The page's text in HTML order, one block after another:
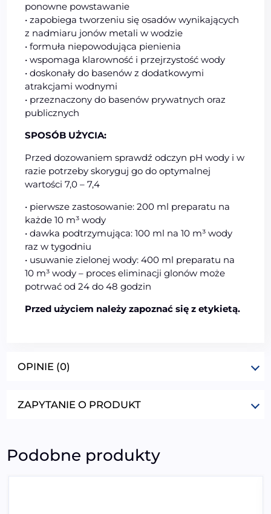
ponowne powstawanie
• zapobiega tworzeniu się osadów wynikających
z nadmiaru jonów metali w wodzie
• formuła niepowodująca pienienia
• wspomaga klarowność i przejrzystość wody
• doskonały do basenów z dodatkowymi
atrakcjami wodnymi
• przeznaczony do basenów prywatnych oraz
publicznych
SPOSÓB UŻYCIA:
Przed dozowaniem sprawdź odczyn pH wody i w
razie potrzeby skoryguj go do optymalnej
wartości 7,0 – 7,4
• pierwsze zastosowanie: 200 ml preparatu na
każde 10 m³ wody
• dawka podtrzymująca: 100 ml na 10 m³ wody
raz w tygodniu
• usuwanie zielonej wody: 400 ml preparatu na
10 m³ wody – proces eliminacji glonów może
potrwać od 24 do 48 godzin
Przed użyciem należy zapoznać się z etykietą.
OPINIE (0)
ZAPYTANIE O PRODUKT
Podobne produkty